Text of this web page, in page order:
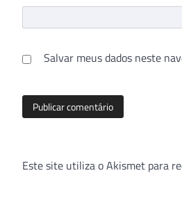
Salvar meus dados neste
Este site utiliza o Akismet para